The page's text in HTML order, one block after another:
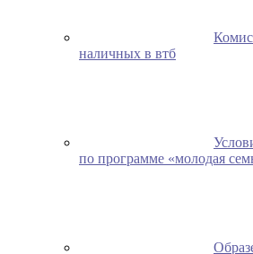
наличных в втб
по программе «молодая